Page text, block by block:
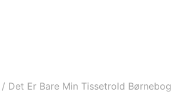
/ Det Er Bare Min Tissetrold Børnebog